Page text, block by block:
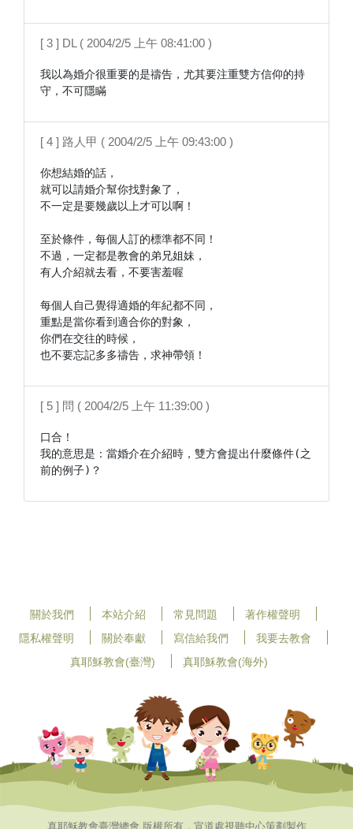
[ 3 ] DL ( 2004/2/5 上午 08:41:00 )
我以為婚介很重要的是禱告，尤其要注重雙方信仰的持
守，不可隱瞞
[ 4 ] 路人甲 ( 2004/2/5 上午 09:43:00 )
你想結婚的話，
就可以請婚介幫你找對象了，
不一定是要幾歲以上才可以啊！
至於條件，每個人訂的標準都不同！
不過，一定都是教會的弟兄姐妹，
有人介紹就去看，不要害羞喔
每個人自己覺得適婚的年紀都不同，
重點是當你看到適合你的對象，
你們在交往的時候，
也不要忘記多多禱告，求神帶領！
[ 5 ] 問 ( 2004/2/5 上午 11:39:00 )
口合！
我的意思是：當婚介在介紹時，雙方會提出什麼條件(之
前的例子)？
關於我們 本站介紹 常見問題
著作權聲明
隱私權聲明
關於奉獻 寫信給我們
我要去教會
真耶穌教會(臺灣)
真耶穌教會(海外)
真耶穌教會臺灣總會 版權所有，宣道處視聽中心策劃製作